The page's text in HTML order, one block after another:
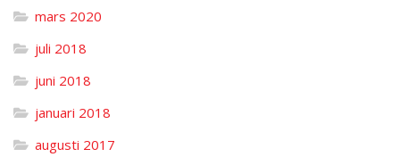
mars 2020
juli 2018
juni 2018
januari 2018
augusti 2017